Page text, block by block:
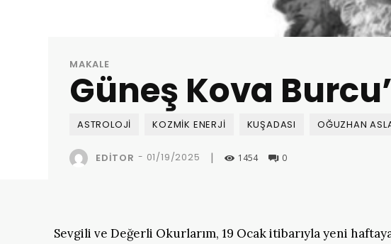
MAKALE
Güneş Kova
ASTROLOJI KOZMIK ENERJI KUŞADASI OĞUZHAN
EDITOR - 01/19/2025 | 1454 0
Sevgili ve Değerli Okurlarım, 19 Ocak itibarıyla yeni